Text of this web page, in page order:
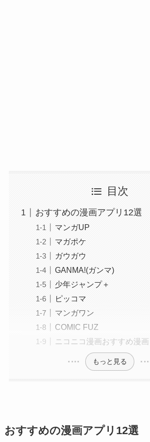
目次
おすすめの漫画アプリ12選
マンガUP
マガポケ
ガウガウ
GANMA!(ガンマ)
少年ジャンプ＋
ピッコマ
マンガワン
COMIC FUZ
ニコニコ漫画おすすめ漫画
もっと見る
おすすめの漫画アプリ12選